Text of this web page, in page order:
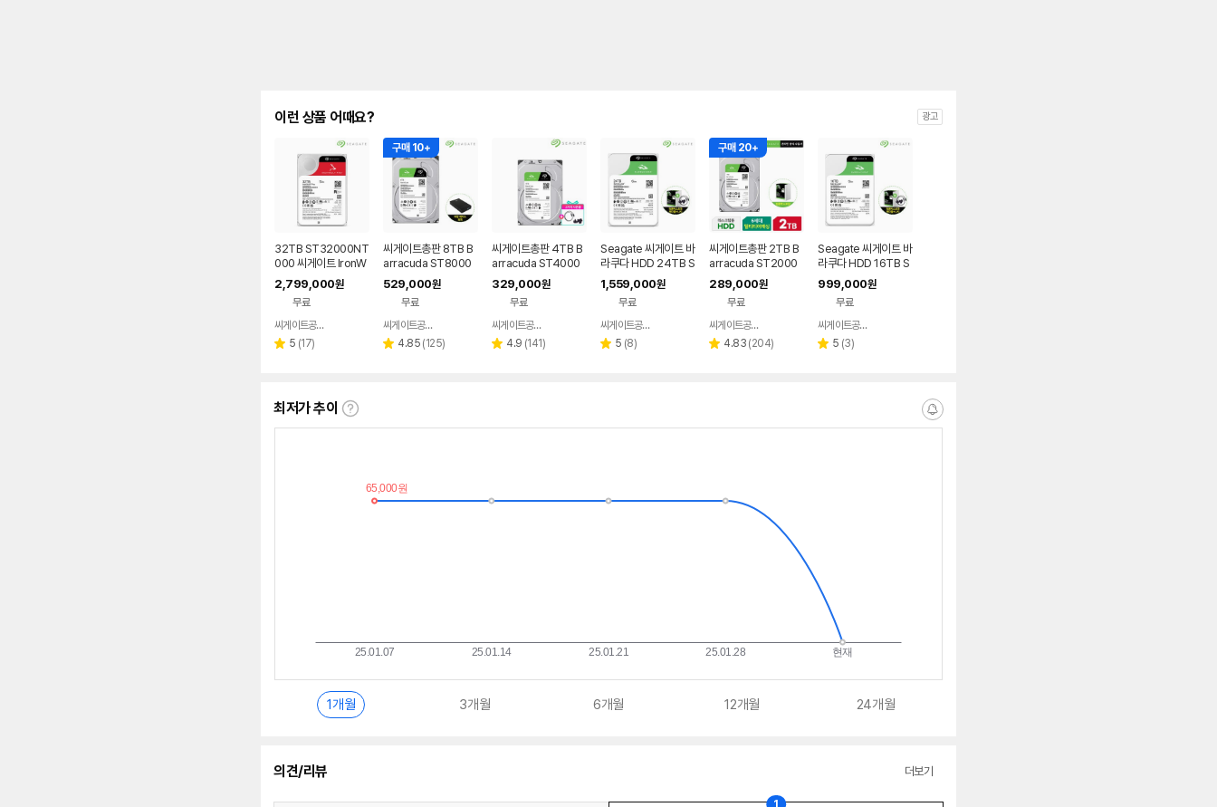
이런 상품 어때요? 광고
32TB ST32000NT
000 씨게이트 IronW
olf Pro NAS 하드디
스크 5년보증 데이터
복구 512MB, 32TB
2,799,000원
무료
씨게이트공식총판
별 5 리
(17)
구매 10+
씨게이트총판 8TB B
arracuda ST8000
DM004 하드디스크
HDD SATA3 케이블
포함
529,000원
무료
페이
씨게이트공식총판
별 4.85 리
(125)
씨게이트총판 4TB B
arracuda ST4000
DM004 하드디스크
HDD SATA3 케이블
포함
329,000원
무료
씨게이트공식총판
별 4.9 리
(141)
Seagate 씨게이트 바
라쿠다 HDD 24TB S
T24000DM001 하
드디스크
1,559,000원
무료
씨게이트공식총판
별 5 리
(8)
구매 20+
씨게이트총판 2TB B
arracuda ST2000
DM008 하드디스크
HDD
289,000원
무료
페이
씨게이트공식총판
별 4.83 리
(204)
Seagate 씨게이트 바
라쿠다 HDD 16TB S
T16000DM001 하
드디스크
999,000원
무료
씨게이트공식총판
별 5 리
(3)
최저가 추이
최
알
1개월 3개월 6개월 12개월 24개월
의견/리뷰 더보기
1